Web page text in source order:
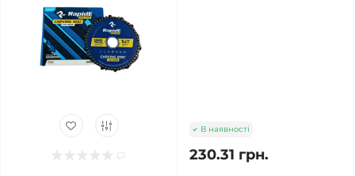
В наявності
230.31 грн.